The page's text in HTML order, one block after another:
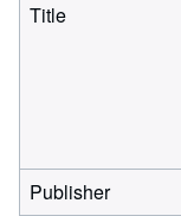
Title
Publisher